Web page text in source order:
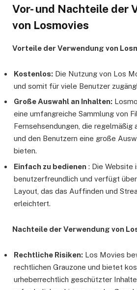
Vor- und Nachteile der
von Losmovies
Vorteile der Verwendung von
Kostenlos: Die Nutzung von Los
und somit für viele Benutzer
Große Auswahl an Inhalten:
eine umfangreiche Sammlung von
Fernsehsendungen, die regelmäßig
und den Benutzern eine große
bieten.
Einfach zu bedienen : Die Website
benutzerfreundlich und verfügt
Layout, das das Auffinden und
erleichtert.
Nachteile der Verwendung von
Rechtliche Risiken: Los Movies
rechtlichen Grauzone und bietet
urheberrechtlich geschützter